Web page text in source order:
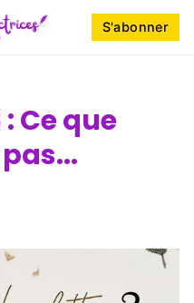
S'abonner
Ce que